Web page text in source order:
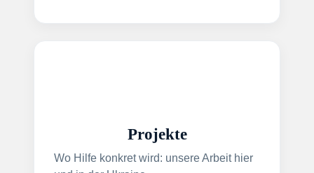
Projekte
Wo Hilfe konkret wird: unsere Arbeit hier